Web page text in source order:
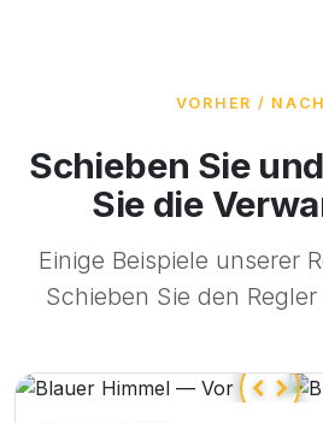
VORHER /
Schieben Sie
Sie die
Einige Beispiele unserer
Schieben Sie den